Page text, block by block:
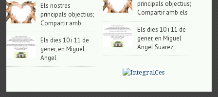
Els nostres
principals objectius;
Compartir amb
Els dies 10 i 11 de
gener, en Miguel
Angel
principals objectius;
Compartir amb els
Els dies 10 i 11 de
gener, en Miguel
Angel Suarez,